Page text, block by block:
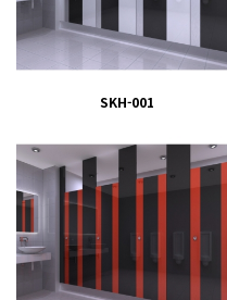
SKH-001